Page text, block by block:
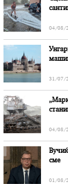
04/08/
31/07/
04/08/
сме
01/08/